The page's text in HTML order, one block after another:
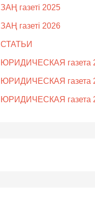
ЗАҢ газеті 2025
ЗАҢ газеті 2026
СТАТЬИ
ЮРИДИЧЕСКАЯ газета
ЮРИДИЧЕСКАЯ газета
ЮРИДИЧЕСКАЯ газета